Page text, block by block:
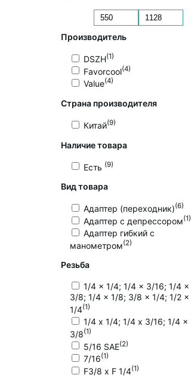
Производитель
DSZH(1)
Favorcool(4)
Value(4)
Страна производителя
Китай(9)
Наличие товара
Есть (9)
Вид товара
Адаптер (переходник)(6)
Адаптер c депрессором(1)
Адаптер гибкий с
манометром(2)
Резьба
1/4 x 1/4; 1/4 x 3/16; 1/4 x
3/8; 1/4 x 1/8; 3/8 x 1/4; 1/2 x
1/4(1)
1/4 х 1/4; 1/4 x 3/16; 1/4 x
3/8(1)
5/16 SAE(2)
7/16(1)
F3/8 x F 1/4(1)